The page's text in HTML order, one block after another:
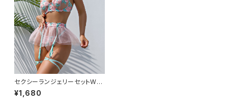
セクシーランジェリーセットW7
27
¥1,680